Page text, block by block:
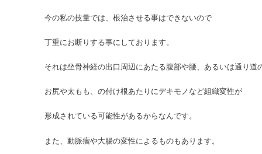
今の私の技量では、根治させる事はできないので
丁重にお断りする事にしております。
それは坐骨神経の出口周辺にあたる腹部や腰、あるいは通り道
お尻や太もも、の付け根あたりにデキモノなど組織変性が
形成されている可能性があるからなんです。
また、動脈瘤や大腸の変性によるものもあります。